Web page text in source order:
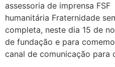
assessoria de imprensa
humanitária Fraternidade
completa, neste dia 15 de
de fundação e para
canal de comunicação para